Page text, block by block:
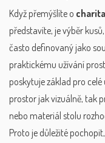
Když přemýšlíte o
představíte, je výběr
často definovaný jako
praktickému užívání
poskytuje základ pro
prostor jak vizuálně, tak
nebo materiál stolu
Proto je důležité